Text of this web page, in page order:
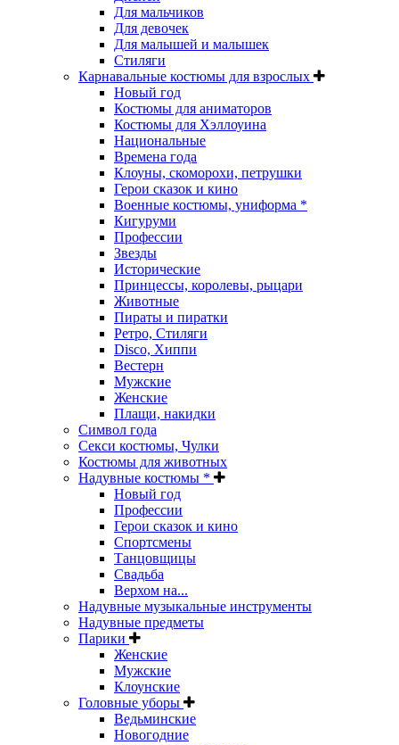
Для мальчиков
Для девочек
Для малышей и малышек
Стиляги
Карнавальные костюмы для взрослых
Новый год
Костюмы для аниматоров
Костюмы для Хэллоуина
Национальные
Времена года
Клоуны, скоморохи, петрушки
Герои сказок и кино
Военные костюмы, униформа *
Кигуруми
Профессии
Звезды
Исторические
Принцессы, королевы, рыцари
Животные
Пираты и пиратки
Ретро, Стиляги
Disco, Хиппи
Вестерн
Мужские
Женские
Плащи, накидки
Символ года
Секси костюмы, Чулки
Костюмы для животных
Надувные костюмы *
Новый год
Профессии
Герои сказок и кино
Спортсмены
Танцовщицы
Свадьба
Верхом на...
Надувные музыкальные инструменты
Надувные предметы
Парики
Женские
Мужские
Клоунские
Головные уборы
Ведьминские
Новогодние